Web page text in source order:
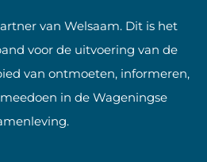
van Welsaam. Dit is het
voor de uitvoering van de
van ontmoeten, informeren,
in de Wageningse